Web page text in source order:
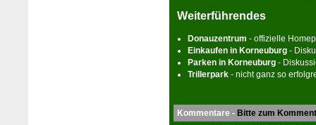
Weiterführendes
Do­nau­zen­trum - offizielle
Einkaufen in Kor­neu­burg -
Parken in Kor­neu­burg -
Trillerpark - nicht ganz so
Kommentare - Bitte zum